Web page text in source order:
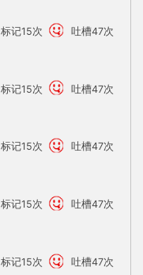
标记15次 吐槽47次
标记15次 吐槽47次
标记15次 吐槽47次
标记15次 吐槽47次
标记15次 吐槽47次